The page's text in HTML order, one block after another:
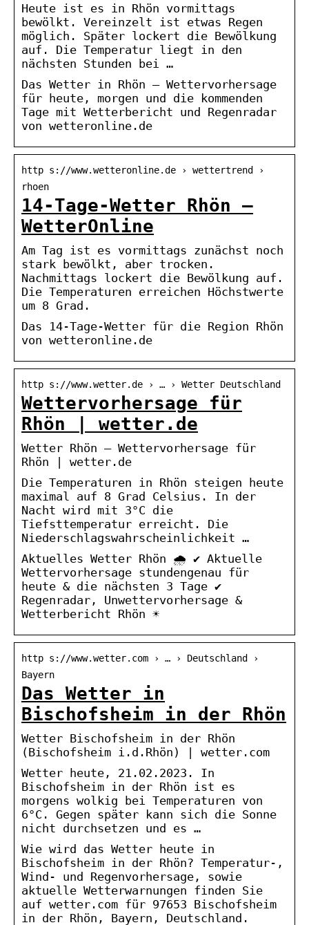
Heute ist es in Rhön vormittags
bewölkt. Vereinzelt ist etwas Regen
möglich. Später lockert die Bewölkung
auf. Die Temperatur liegt in den
nächsten Stunden bei …
Das Wetter in Rhön – Wettervorhersage
für heute, morgen und die kommenden
Tage mit Wetterbericht und Regenradar
von wetteronline.de
http s://www.wetteronline.de › wettertrend ›
rhoen
14-Tage-Wetter Rhön –
WetterOnline
Am Tag ist es vormittags zunächst noch
stark bewölkt, aber trocken.
Nachmittags lockert die Bewölkung auf.
Die Temperaturen erreichen Höchstwerte
um 8 Grad.
Das 14-Tage-Wetter für die Region Rhön
von wetteronline.de
http s://www.wetter.de › … › Wetter Deutschland
Wettervorhersage für
Rhön | wetter.de
Wetter Rhön – Wettervorhersage für
Rhön | wetter.de
Die Temperaturen in Rhön steigen heute
maximal auf 8 Grad Celsius. In der
Nacht wird mit 3°C die
Tiefsttemperatur erreicht. Die
Niederschlagswahrscheinlichkeit …
Aktuelles Wetter Rhön 🌧️ ✔ Aktuelle
Wettervorhersage stundengenau für
heute & die nächsten 3 Tage ✔
Regenradar, Unwettervorhersage &
Wetterbericht Rhön ☀
http s://www.wetter.com › … › Deutschland ›
Bayern
Das Wetter in
Bischofsheim in der Rhön
Wetter Bischofsheim in der Rhön
(Bischofsheim i.d.Rhön) | wetter.com
Wetter heute, 21.02.2023. In
Bischofsheim in der Rhön ist es
morgens wolkig bei Temperaturen von
6°C. Gegen später kann sich die Sonne
nicht durchsetzen und es …
Wie wird das Wetter heute in
Bischofsheim in der Rhön? Temperatur-,
Wind- und Regenvorhersage, sowie
aktuelle Wetterwarnungen finden Sie
auf wetter.com für 97653 Bischofsheim
in der Rhön, Bayern, Deutschland.